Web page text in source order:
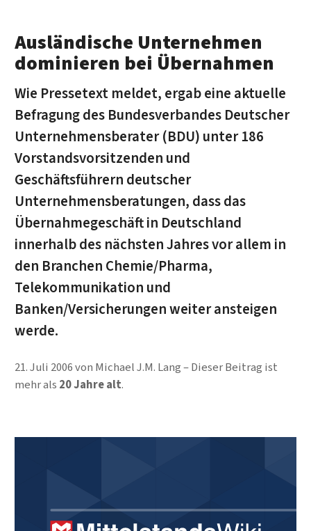
Ausländische Unternehmen
dominieren bei Übernahmen
Wie Pressetext meldet, ergab eine aktuelle
Befragung des Bundesverbandes Deutscher
Unternehmensberater (BDU) unter 186
Vorstandsvorsitzenden und
Geschäftsführern deutscher
Unternehmensberatungen, dass das
Übernahmegeschäft in Deutschland
innerhalb des nächsten Jahres vor allem in
den Branchen Chemie/Pharma,
Telekommunikation und
Banken/Versicherungen weiter ansteigen
werde.
21. Juli 2006von Michael J.M. Lang
Dieser Beitrag ist
mehr als 20 Jahre alt.